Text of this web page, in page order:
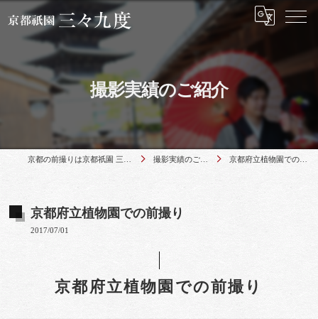
撮影実績のご紹介
撮影実績のご紹介 京都府立植物園での前撮り
京都府立植物園での前撮り
2017/07/01
京都府立植物園での前撮り